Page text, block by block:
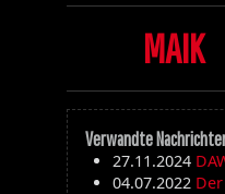
MAIK
Verwandte
27.11.2024
04.07.2022